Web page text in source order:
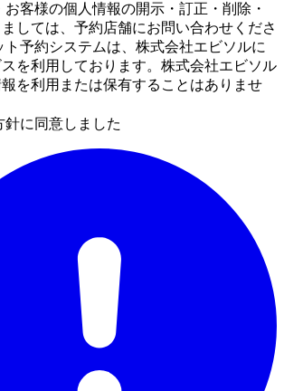
客様の個人情報の開示・訂正・削除・
しては、予約店舗にお問い合わせくださ
ト予約システムは、株式会社エビソルに
を利用しております。株式会社エビソル
を利用または保有することはありませ
に同意しました